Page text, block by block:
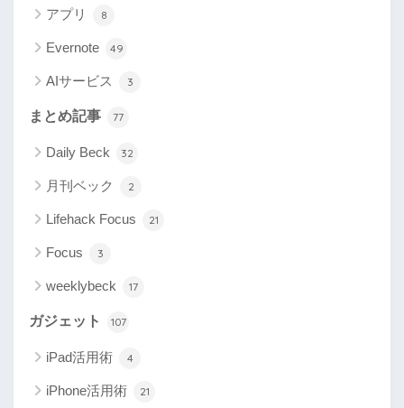
アプリ 8
Evernote 49
AIサービス 3
まとめ記事 77
Daily Beck 32
月刊ベック 2
Lifehack Focus 21
Focus 3
weeklybeck 17
ガジェット 107
iPad活用術 4
iPhone活用術 21